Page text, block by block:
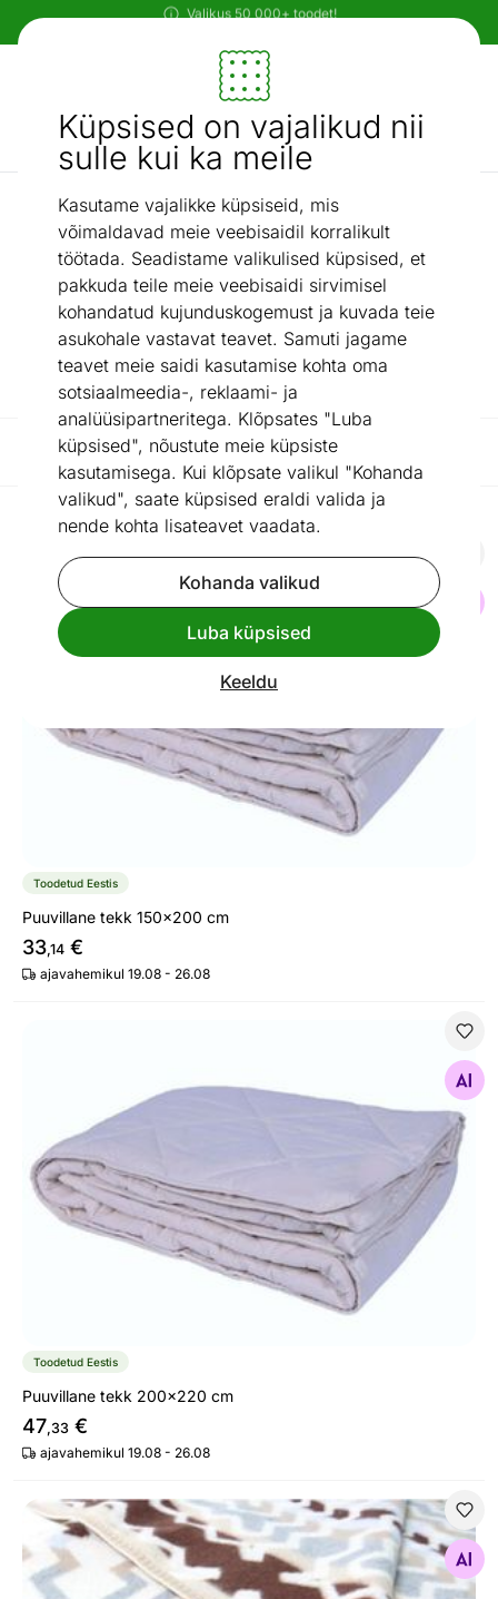
Küpsised on vajalikud nii
sulle kui ka meile
Kasutame vajalikke küpsiseid, mis
võimaldavad meie veebisaidil korralikult
töötada. Seadistame valikulised küpsised, et
pakkuda teile meie veebisaidi sirvimisel
kohandatud kujunduskogemust ja kuvada teie
asukohale vastavat teavet. Samuti jagame
teavet meie saidi kasutamise kohta oma
sotsiaalmeedia-, reklaami- ja
analüüsipartneritega. Klõpsates "Luba
küpsised", nõustute meie küpsiste
kasutamisega. Kui klõpsate valikul "Kohanda
valikud", saate küpsised eraldi valida ja
nende kohta lisateavet vaadata.
Kohanda valikud
Luba küpsised
Keeldu
Mööbel ja sisustus - ON24
Otsi...
AI otsing
Voodikatted ja padjad / Tekid
Tekid
Beebitekid Laste tekid
Tekid suurtele
Filtreeri / Reasta
Sisumaterjal: puuvill Eemalda kõik filtrid
Puuvillane tekk 150x200 cm
Otsi sarnaseid
Toodetud Eestis
Puuvillane tekk 150x200 cm
33,14 €
ajavahemikul 19.08 - 26.08
Toodetud Eestis
Puuvillane tekk 200x220 cm
47,33 €
ajavahemikul 19.08 - 26.08
Puuvillatekk 200x205 cm
Otsi sarnaseid